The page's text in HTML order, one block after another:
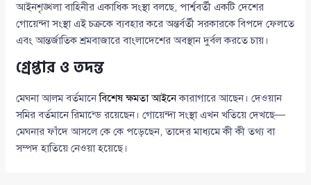
আইনশৃঙ্খলা বাহিনীর একাধিক সংস্থা বলছে, পার্শ্ববর্তী একটি দেশের
গোয়েন্দা সংস্থা এই চক্রকে ব্যবহার করে অন্তর্বর্তী সরকারকে বিপদে ফেলতে
এবং আন্তর্জাতিক শ্রমবাজারে বাংলাদেশের অবস্থান দুর্বল করতে চায়।
গ্রেপ্তার ও তদন্ত
মেঘনা আলম বর্তমানেবিশেষ ক্ষমতা আইনেকারাগারে আছেন। দেওয়ান
সমির বর্তমানে রিমান্ডে রয়েছেন। গোয়েন্দা সংস্থা এখন খতিয়ে দেখছে—
মেঘনার ফাঁদে আসলে কে কে পড়েছেন, তাদের মাধ্যমে কী কী তথ্য বা
সম্পদ হাতিয়ে নেওয়া হয়েছে।